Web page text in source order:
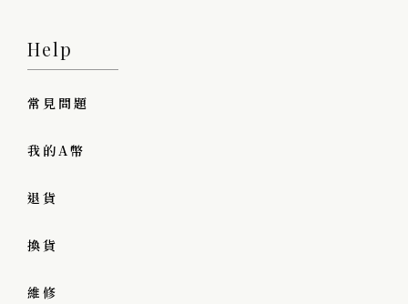
Help
常見問題
我的A幣
退貨
換貨
維修